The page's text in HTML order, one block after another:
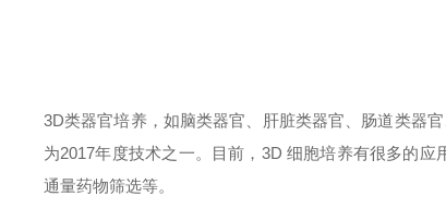
3D类器官培养，如脑类器官、肝脏类器官、肠道类器
为2017年度技术之一。目前，3D 细胞培养有很多的
通量药物筛选等。